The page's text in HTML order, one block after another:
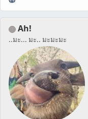
Ah!
..มะ... มะ.. มะมะมะ